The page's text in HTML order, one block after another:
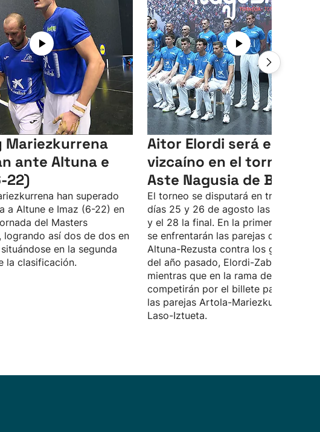
Mariezkurrena
ante Altuna e
22)
han superado
a Altune e Imaz (6-22) en
del Masters
logrando así dos de dos en
en la segunda
la clasificación.
Aitor Elordi será el único
vizcaíno en el torneo de
Aste Nagusia de Bilbao
El torneo se disputará en tres días,
días 25 y 26 de agosto las
y el 28 la final. En la primera
se enfrentarán las parejas de Aspe
Altuna-Rezusta contra los ganadores
del año pasado, Elordi-Zabaleta,
mientras que en la rama de Baiko
competirán por el billete para la final
las parejas Artola-Mariezkurrena y
Laso-Iztueta.